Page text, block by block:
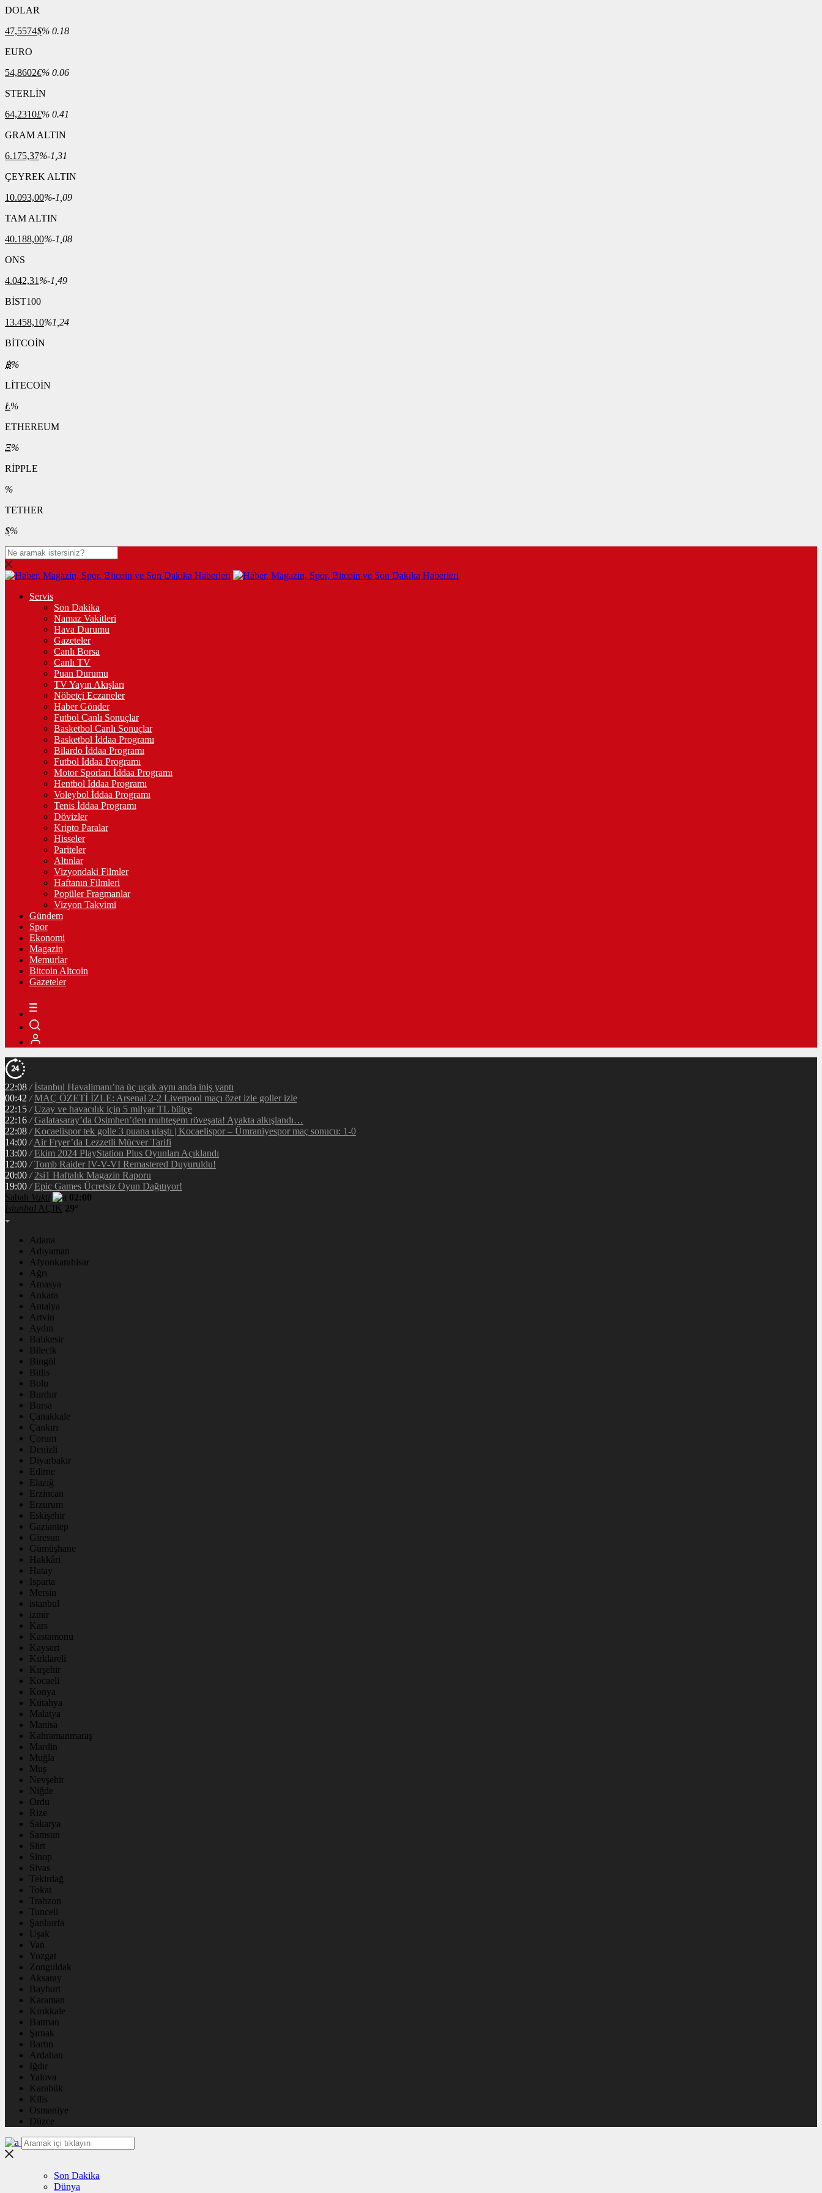
DOLAR
47,5574$% 0.18
EURO
54,8602€% 0.06
STERLİN
64,2310£% 0.41
GRAM ALTIN
6.175,37%-1,31
ÇEYREK ALTIN
10.093,00%-1,09
TAM ALTIN
40.188,00%-1,08
ONS
4.042,31 %-1,49
BİST100
13.458,10%1,24
BİTCOİN
฿%
LİTECOİN
Ł%
ETHEREUM
Ξ%
RİPPLE
%
TETHER
$%
Servis
Son Dakika
Namaz Vakitleri
Hava Durumu
Gazeteler
Canlı Borsa
Canlı TV
Puan Durumu
TV Yayın Akışları
Nöbetçi Eczaneler
Haber Gönder
Futbol Canlı Sonuçlar
Basketbol Canlı Sonuçlar
Basketbol İddaa Programı
Bilardo İddaa Programı
Futbol İddaa Programı
Motor Sporları İddaa Programı
Hentbol İddaa Programı
Voleybol İddaa Programı
Tenis İddaa Programı
Dövizler
Kripto Paralar
Hisseler
Pariteler
Altınlar
Vizyondaki Filmler
Haftanın Filmleri
Popüler Fragmanlar
Vizyon Takvimi
Gündem
Spor
Ekonomi
Magazin
Memurlar
Bitcoin Altcoin
Gazeteler
22:08 / İstanbul Havalimanı’na üç uçak aynı anda iniş yaptı
00:42 / MAÇ ÖZETİ İZLE: Arsenal 2-2 Liverpool maçı özet izle goller izle
22:15 / Uzay ve havacılık için 5 milyar TL bütçe
22:16 / Galatasaray’da Osimhen’den muhteşem röveşata! Ayakta alkışlandı…
22:08 / Kocaelispor tek golle 3 puana ulaştı | Kocaelispor – Ümraniyespor maç sonucu: 1-0
14:00 / Air Fryer’da Lezzetli Mücver Tarifi
13:00 / Ekim 2024 PlayStation Plus Oyunları Açıklandı
12:00 / Tomb Raider IV-V-VI Remastered Duyuruldu!
20:00 / 2si1 Haftalık Magazin Raporu
19:00 / Epic Games Ücretsiz Oyun Dağıtıyor!
Sabah Vakti
02:00
İstanbul AÇIK 29°
Adana
Adıyaman
Afyonkarahisar
Ağrı
Amasya
Ankara
Antalya
Artvin
Aydın
Balıkesir
Bilecik
Bingöl
Bitlis
Bolu
Burdur
Bursa
Çanakkale
Çankırı
Çorum
Denizli
Diyarbakır
Edirne
Elazığ
Erzincan
Erzurum
Eskişehir
Gaziantep
Giresun
Gümüşhane
Hakkâri
Hatay
Isparta
Mersin
istanbul
izmir
Kars
Kastamonu
Kayseri
Kırklareli
Kırşehir
Kocaeli
Konya
Kütahya
Malatya
Manisa
Kahramanmaraş
Mardin
Muğla
Muş
Nevşehir
Niğde
Ordu
Rize
Sakarya
Samsun
Siirt
Sinop
Sivas
Tekirdağ
Tokat
Trabzon
Tunceli
Şanlıurfa
Uşak
Van
Yozgat
Zonguldak
Aksaray
Bayburt
Karaman
Kırıkkale
Batman
Şırnak
Bartın
Ardahan
Iğdır
Yalova
Karabük
Kilis
Osmaniye
Düzce
Son Dakika
Dünya